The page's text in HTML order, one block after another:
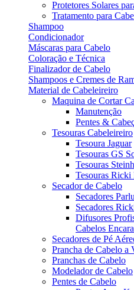
Protetores Solares
Tratamento para
Shampoo
Condicionador
Máscaras para Cabelo
Coloração e Técnica
Finalizador de Cabelo
Shampoos e Cremes de
Material de Cabeleireiro
Maquina de Cortar
Manutenção
Pentes &
Tesouras Cabeleireiro
Tesoura Jaguar
Tesouras GS
Tesouras
Tesouras Ricki
Secador de Cabelo
Secadores
Secadores
Difusores
Cabelos
Secadores de Pé
Prancha de Cabelo a
Pranchas de Cabelo
Modelador de Cabelo
Pentes de Cabelo